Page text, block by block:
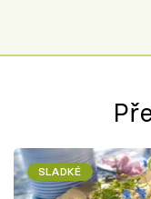
SLADKÉ